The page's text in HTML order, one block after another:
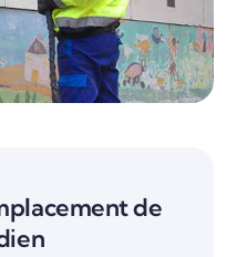
de